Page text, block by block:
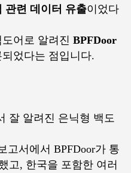
관련 데이터 유출이었다
어로 알려진 BPFDoor
었다는 점입니다.
잘 알려진 은닉형 백도
고서에서 BPFDoor가 통
고, 한국을 포함한 여러